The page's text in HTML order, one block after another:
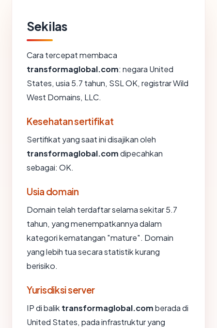
Sekilas
Cara tercepat membaca
transformaglobal.com: negara United
States, usia 5.7 tahun, SSL OK, registrar Wild
West Domains, LLC.
Kesehatan sertifikat
Sertifikat yang saat ini disajikan oleh
transformaglobal.comdipecahkan
sebagai: OK.
Usia domain
Domain telah terdaftar selama sekitar 5.7
tahun, yang menempatkannya dalam
kategori kematangan "mature". Domain
yang lebih tua secara statistik kurang
berisiko.
Yurisdiksi server
IP di balik transformaglobal.comberada di
United States, pada infrastruktur yang